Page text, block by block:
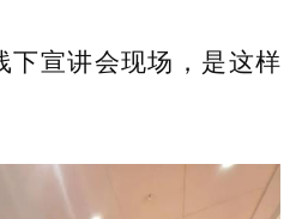
下宣讲会现场，是这样